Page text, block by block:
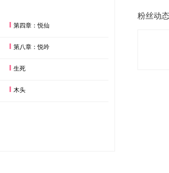
第四章：悦仙
第八章：悦吟
生死
木头
粉丝动态